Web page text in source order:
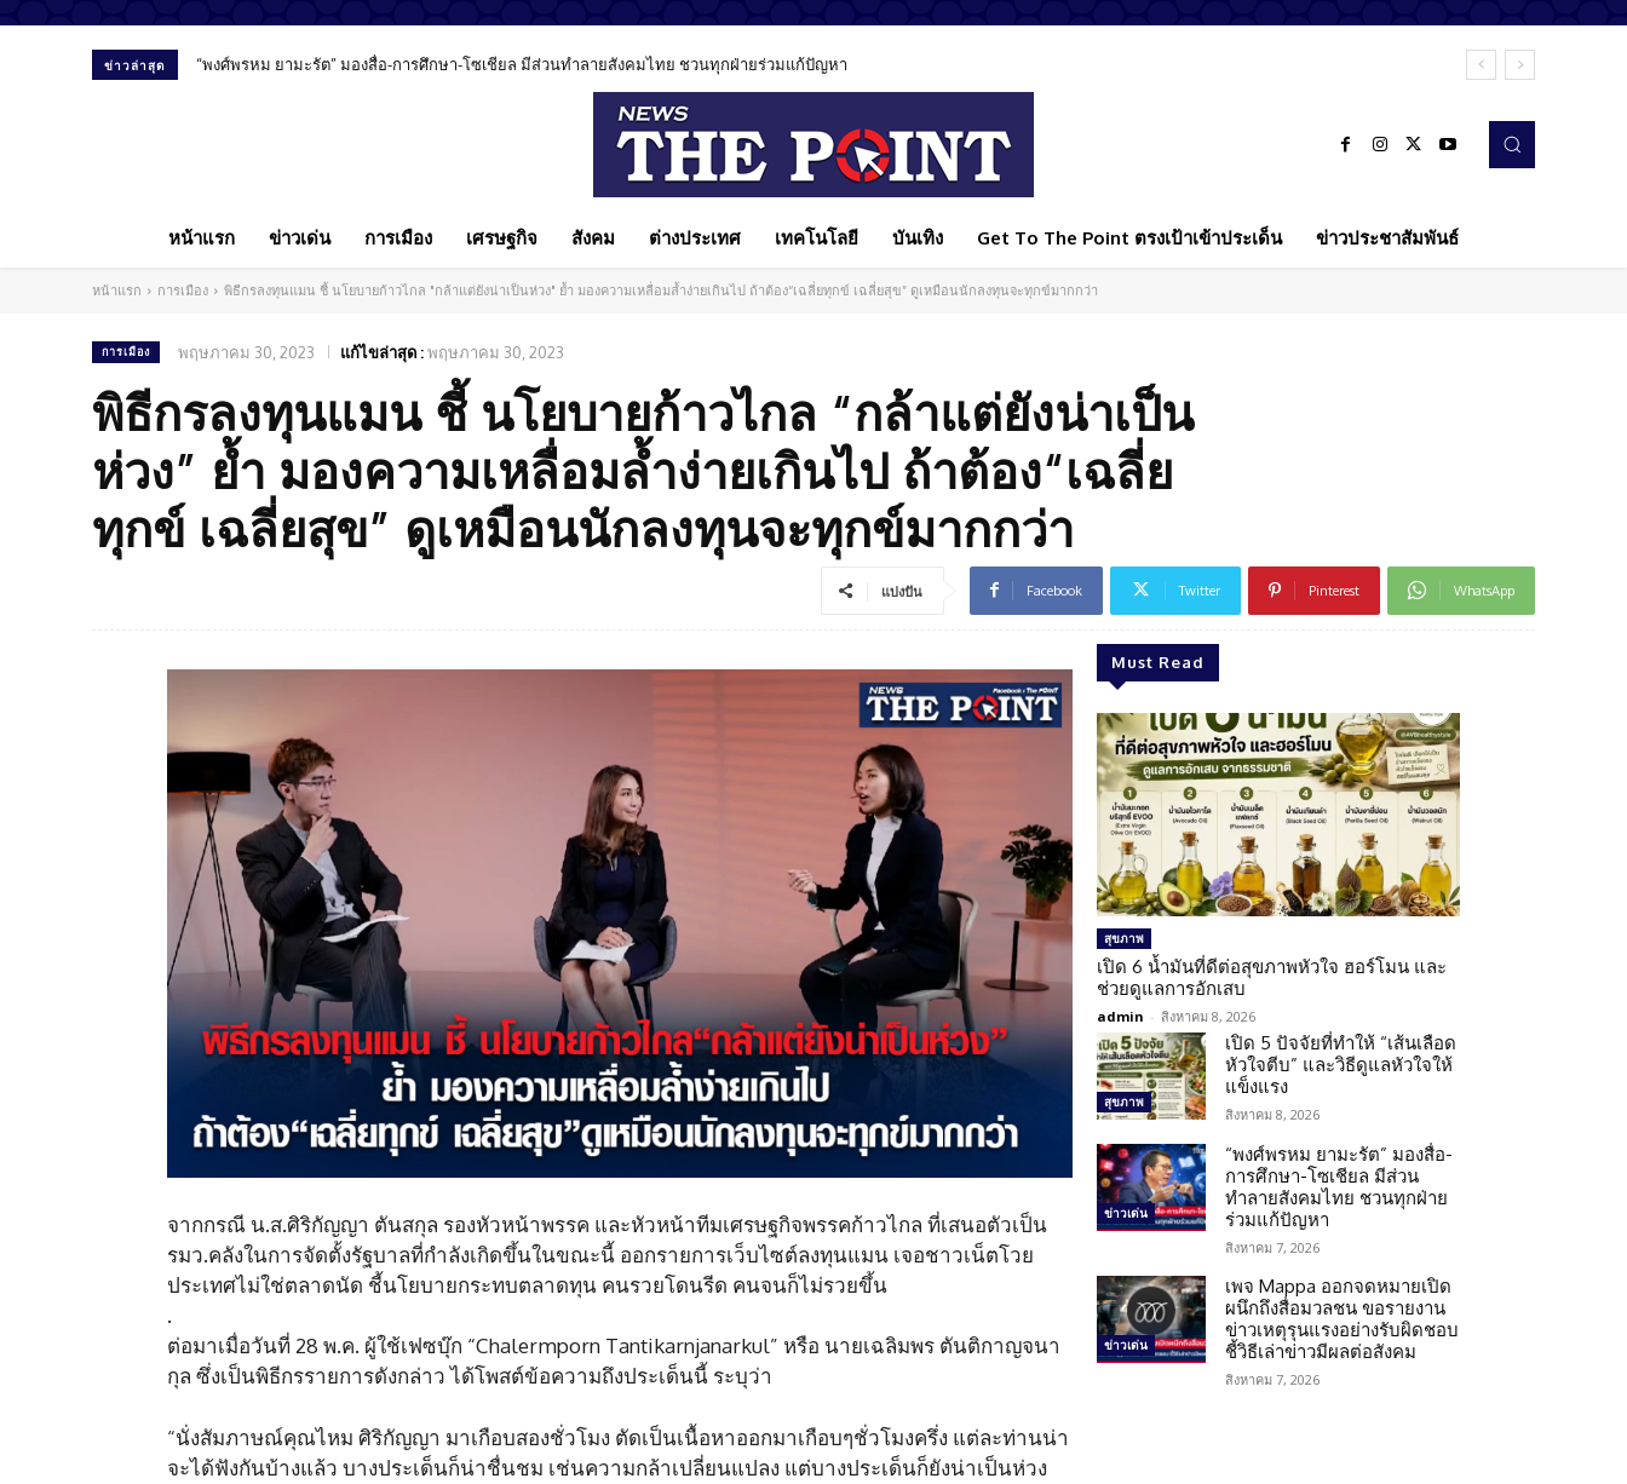
ข่าวล่าสุด “พงศ์พรหม ยามะรัต” มองสื่อ-การศึกษา-โซเชียล มีส่วนทำลายสังคมไทย ชวนทุกฝ่ายร่วมแก้ปัญหา
หน้าแรก ข่าวเด่น การเมือง เศรษฐกิจ สังคม ต่างประเทศ เทคโนโลยี บันเทิง Get To The Point ตรงเป้าเข้าประเด็น ข่าวประชาสัมพันธ์
หน้าแรก การเมือง พิธีกรลงทุนแมน ชี้ นโยบายก้าวไกล "กล้าแต่ยังน่าเป็นห่วง" ย้ำ มองความเหลื่อมล้ำง่ายเกินไป ถ้าต้อง“เฉลี่ยทุกข์ เฉลี่ยสุข” ดูเหมือนนักลงทุนจะทุกข์มากกว่า
การเมือง พฤษภาคม 30, 2023 แก้ไขล่าสุด :พฤษภาคม 30, 2023
พิธีกรลงทุนแมน ชี้ นโยบายก้าวไกล “กล้าแต่ยังน่าเป็น
ห่วง” ย้ำ มองความเหลื่อมล้ำง่ายเกินไป ถ้าต้อง“เฉลี่ย
ทุกข์ เฉลี่ยสุข” ดูเหมือนนักลงทุนจะทุกข์มากกว่า
แบ่งปัน Facebook Twitter Pinterest WhatsApp
จากกรณี น.ส.ศิริกัญญา ตันสกุล รองหัวหน้าพรรค และหัวหน้าทีมเศรษฐกิจพรรคก้าวไกล ที่เสนอตัวเป็น
รมว.คลังในการจัดตั้งรัฐบาลที่กำลังเกิดขึ้นในขณะนี้ ออกรายการเว็บไซต์ลงทุนแมน เจอชาวเน็ตโวย
ประเทศไม่ใช่ตลาดนัด ชี้นโยบายกระทบตลาดทุน คนรวยโดนรีด คนจนก็ไม่รวยขึ้น
.
ต่อมาเมื่อวันที่ 28 พ.ค. ผู้ใช้เฟซบุ๊ก “Chalermporn Tantikarnjanarkul” หรือ นายเฉลิมพร ตันติกาญจนา
กุล ซึ่งเป็นพิธีกรรายการดังกล่าว ได้โพสต์ข้อความถึงประเด็นนี้ ระบุว่า
“นั่งสัมภาษณ์คุณไหม ศิริกัญญา มาเกือบสองชั่วโมง ตัดเป็นเนื้อหาออกมาเกือบๆชั่วโมงครึ่ง แต่ละท่านน่า
จะได้ฟังกันบ้างแล้ว บางประเด็นก็น่าชื่นชม เช่นความกล้าเปลี่ยนแปลง แต่บางประเด็นก็ยังน่าเป็นห่วง
Must Read
สุขภาพ
เปิด 6 น้ำมันที่ดีต่อสุขภาพหัวใจ ฮอร์โมน และ
ช่วยดูแลการอักเสบ
admin - สิงหาคม 8, 2026
สุขภาพ
เปิด 5 ปัจจัยที่ทำให้ “เส้นเลือด
หัวใจตีบ” และวิธีดูแลหัวใจให้
แข็งแรง
สิงหาคม 8, 2026
ข่าวเด่น
“พงศ์พรหม ยามะรัต” มองสื่อ-
การศึกษา-โซเชียล มีส่วน
ทำลายสังคมไทย ชวนทุกฝ่าย
ร่วมแก้ปัญหา
สิงหาคม 7, 2026
ข่าวเด่น
เพจ Mappa ออกจดหมายเปิด
ผนึกถึงสื่อมวลชน ขอรายงาน
ข่าวเหตุรุนแรงอย่างรับผิดชอบ
ชี้วิธีเล่าข่าวมีผลต่อสังคม
สิงหาคม 7, 2026